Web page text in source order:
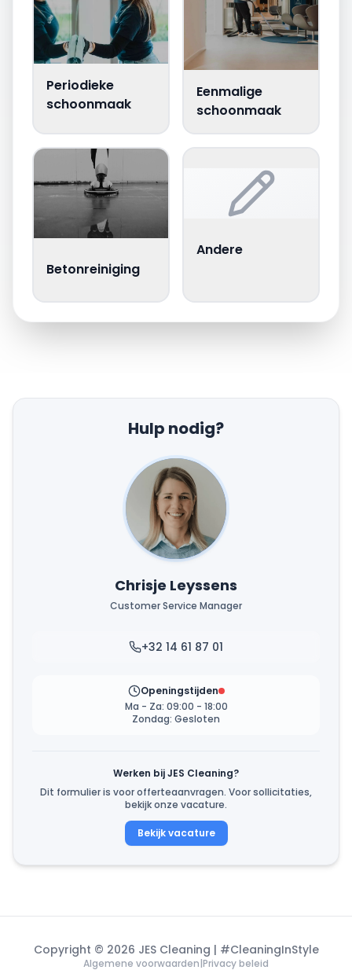
Periodieke
schoonmaak
Eenmalige
schoonmaak
Betonreiniging
Andere
Hulp nodig?
Chrisje Leyssens
Customer Service Manager
+32 14 61 87 01
Openingstijden
Ma - Za: 09:00 - 18:00
Zondag: Gesloten
Werken bij JES Cleaning?
Dit formulier is voor offerteaanvragen. Voor sollicitaties,
bekijk onze vacature.
Bekijk vacature
Copyright © 2026 JES Cleaning | #CleaningInStyle
Algemene voorwaarden|Privacy beleid